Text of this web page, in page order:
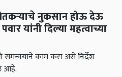
नुकसान होऊ देऊ
यांनी दिल्या महत्वाच्या
समन्वयाने काम करा असे निर्देश
आहे.